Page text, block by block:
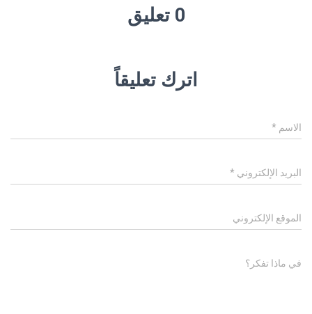
0 تعليق
اترك تعليقاً
الاسم *
البريد الإلكتروني *
الموقع الإلكتروني
في ماذا تفكر؟